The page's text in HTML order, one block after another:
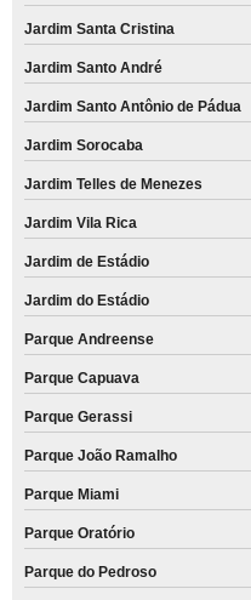
Jardim Santa Cristina
Jardim Santo André
Jardim Santo Antônio de Pádua
Jardim Sorocaba
Jardim Telles de Menezes
Jardim Vila Rica
Jardim de Estádio
Jardim do Estádio
Parque Andreense
Parque Capuava
Parque Gerassi
Parque João Ramalho
Parque Miami
Parque Oratório
Parque do Pedroso